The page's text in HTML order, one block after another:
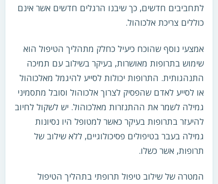
לתחביבים חדשים, כך שיבנו הרגלים חדשים אשר אינם
כוללים צריכת אלכוהול.
אמצעי נוסף שהוכח כיעיל כחלק מתהליך הטיפול הוא
שימוש בתרופות מאושרות, בעיקר בשילוב עם תמיכה
התנהגותית. התרופות יכולות לסייע להיגמל מאלכוהול
או לסייע לאדם שהפסיק לצרוך אלכוהול וסובל מתסמיני
גמילה לשמר את ההתנזרות מאלכוהול. יש לשקול לחיוב
להיעזר בתרופות בעיקר כאשר למטופל היו נסיונות
גמילה בעבר בטיפולים פסיכולוגיים, ללא שילוב של
תרופות, אשר כשלו.
המטרה של שילוב טיפול תרופתי בתהליך הטיפול